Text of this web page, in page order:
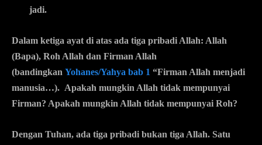
jadi.
Dalam ketiga ayat di atas ada tiga pribadi Allah: Allah
(Bapa), Roh Allah dan Firman Allah
(bandingkan Yohanes/Yahya bab 1 “Firman Allah menjadi
manusia…). Apakah mungkin Allah tidak mempunyai
Firman? Apakah mungkin Allah tidak mempunyai Roh?
Dengan Tuhan, ada tiga pribadi bukan tiga Allah. Satu